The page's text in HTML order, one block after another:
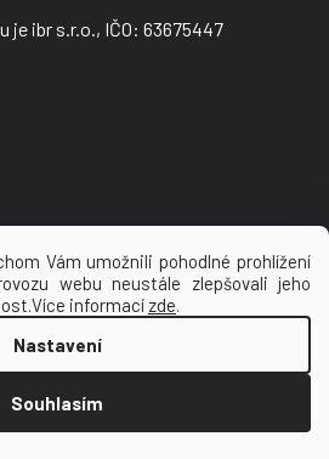
Vám umožnili pohodlné prohlížení
webu neustále zlepšovali jeho
informací zde.
Nastavení
Souhlasím
ibr s.r.o., IČO: 63675447
na Instagramu
Ironic Sport
vyhrazena.